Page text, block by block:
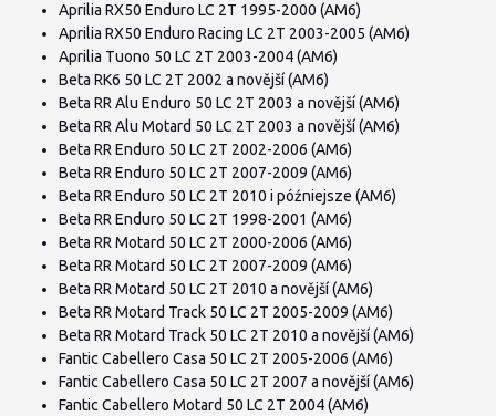
Aprilia RX50 Enduro LC 2T 1995-2000 (AM6)
Aprilia RX50 Enduro Racing LC 2T 2003-2005 (AM6)
Aprilia Tuono 50 LC 2T 2003-2004 (AM6)
Beta RK6 50 LC 2T 2002 a novější (AM6)
Beta RR Alu Enduro 50 LC 2T 2003 a novější (AM6)
Beta RR Alu Motard 50 LC 2T 2003 a novější (AM6)
Beta RR Enduro 50 LC 2T 2002-2006 (AM6)
Beta RR Enduro 50 LC 2T 2007-2009 (AM6)
Beta RR Enduro 50 LC 2T 2010 i późniejsze (AM6)
Beta RR Enduro 50 LC 2T 1998-2001 (AM6)
Beta RR Motard 50 LC 2T 2000-2006 (AM6)
Beta RR Motard 50 LC 2T 2007-2009 (AM6)
Beta RR Motard 50 LC 2T 2010 a novější (AM6)
Beta RR Motard Track 50 LC 2T 2005-2009 (AM6)
Beta RR Motard Track 50 LC 2T 2010 a novější (AM6)
Fantic Cabellero Casa 50 LC 2T 2005-2006 (AM6)
Fantic Cabellero Casa 50 LC 2T 2007 a novější (AM6)
Fantic Cabellero Motard 50 LC 2T 2004 (AM6)